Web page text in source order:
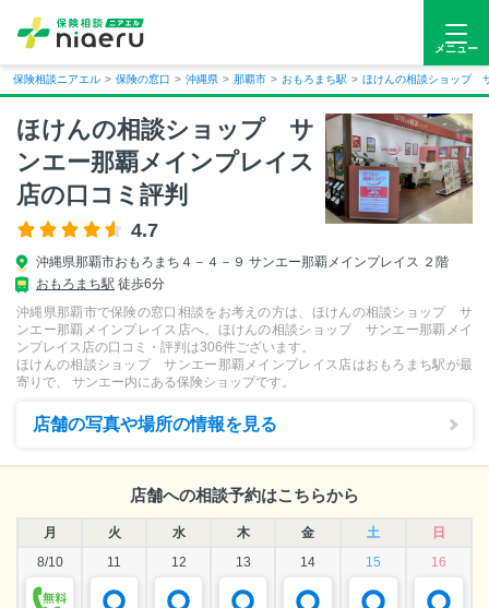
メニュー
保険相談ニアエル > 保険の窓口 > 沖縄県 > 那覇市 > おもろまち駅 > ほけんの相談ショップ
ほけんの相談ショップ サ
ンエー那覇メインプレイス
店の口コミ評判
4.7
沖縄県那覇市おもろまち４－４－９ サンエー那覇メインプレイス ２階
おもろまち駅 徒歩6分
沖縄県那覇市で保険の窓口相談をお考えの方は、ほけんの相談ショップ サ
ンエー那覇メインプレイス店へ。ほけんの相談ショップ サンエー那覇メイ
ンプレイス店の口コミ・評判は306件ございます。
ほけんの相談ショップ サンエー那覇メインプレイス店はおもろまち駅が最
寄りで、 サンエー内にある保険ショップです。
店舗の写真や場所の情報を見る
店舗への相談予約はこちらから
月 火 水 木 金 土
日
8/10
11 12 13 14 15 16